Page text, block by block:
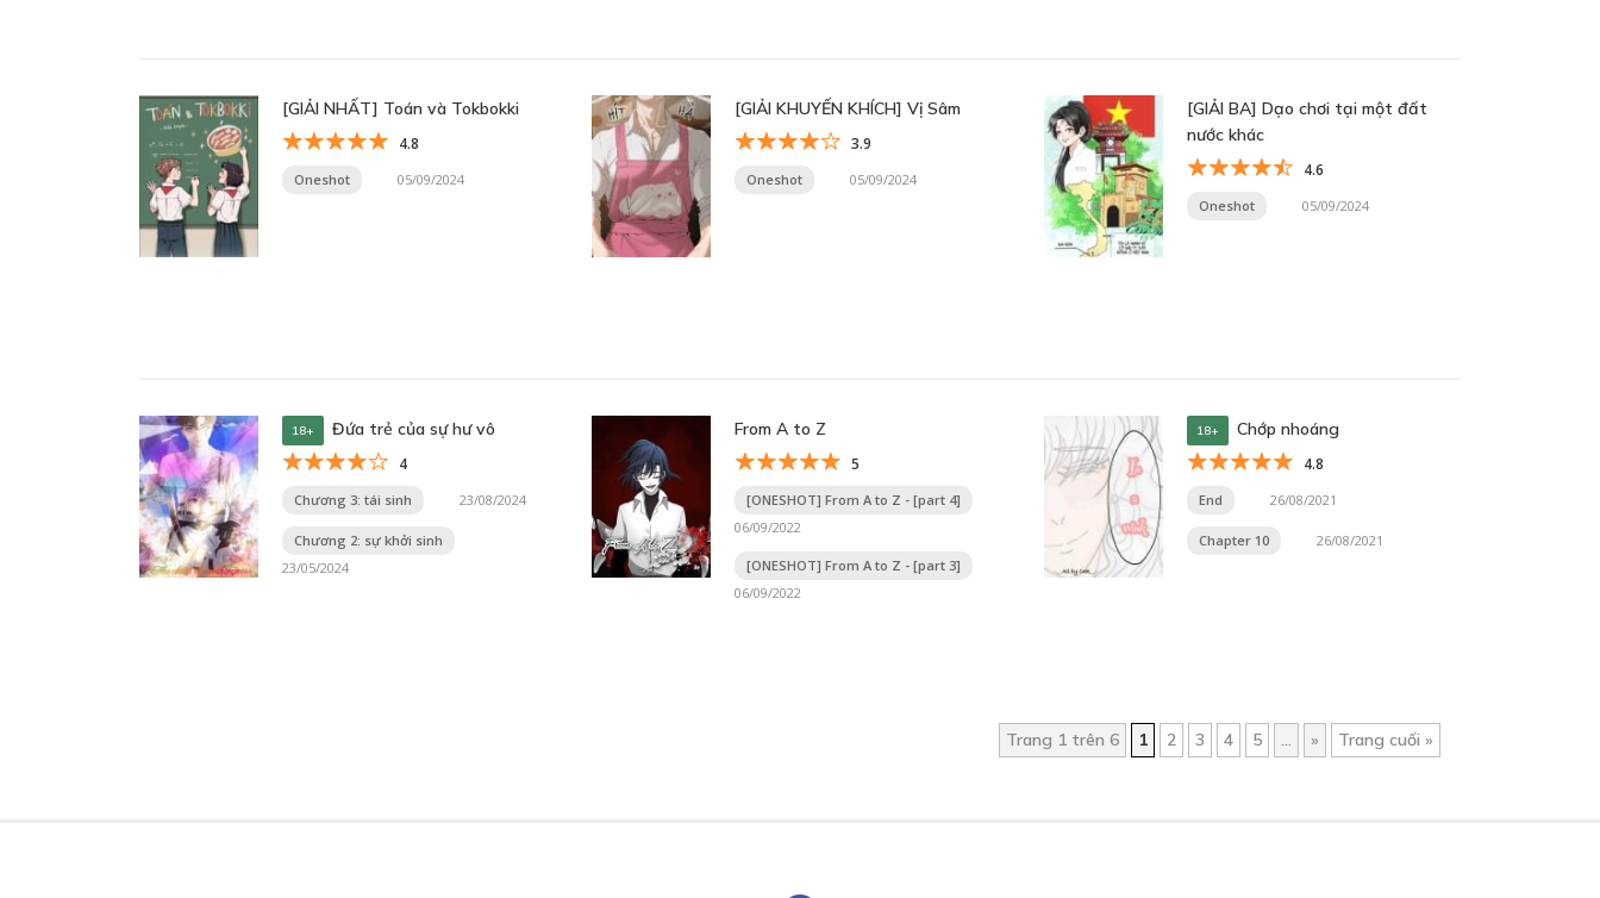
[GIẢI NHẤT] Toán và Tokbokki
4.8
Oneshot 05/09/2024
[GIẢI KHUYẾN KHÍCH] Vị Sâm
3.9
Oneshot 05/09/2024
[GIẢI BA] Dạo chơi tại một đất
nước khác
4.6
Oneshot 05/09/2024
18+ Đứa trẻ của sự hư vô
4
Chương 3: tái sinh 23/08/2024
Chương 2: sự khởi sinh
23/05/2024
From A to Z
5
[ONESHOT] From A to Z - [part 4]
06/09/2022
[ONESHOT] From A to Z - [part 3]
06/09/2022
18+ Chớp nhoáng
4.8
End 26/08/2021
Chapter 10 26/08/2021
Trang 1 trên 6 1 2 3 4 5 » Trang cuối »